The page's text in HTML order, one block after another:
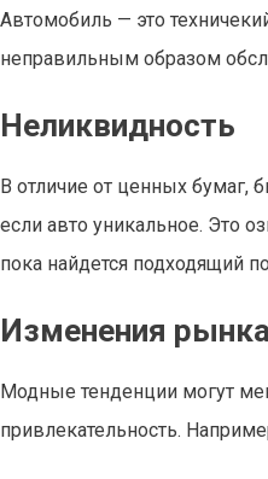
Автомобиль — это
неправильным образом
Неликвидность
В отличие от ценных бумаг,
если авто уникальное. Это
пока найдется подходящий
Изменения
Модные тенденции могут
привлекательность.